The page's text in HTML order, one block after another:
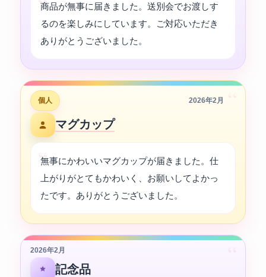
商品が無事に届きました。送別会でお渡しす
るのを楽しみにしています。ご対応いただき
ありがとうございました。
個人 2026年2月
マグカップ
無事にかわいいマグカップが届きました。仕
上がりがとてもかわいく、お願いしてよかっ
たです。ありがとうございました。
2026年2月
記念品